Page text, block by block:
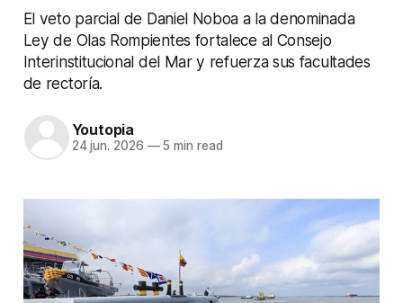
El veto parcial de Daniel Noboa a la denominada
Ley de Olas Rompientes fortalece al Consejo
Interinstitucional del Mar y refuerza sus facultades
de rectoría.
Youtopia
24 jun. 2026 —5 min read